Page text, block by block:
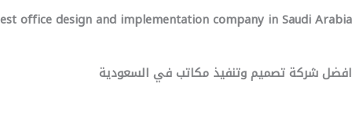
office design and implementation company in Saudi Arabia
افضل شركة تصميم وتنفيذ مكاتب في السعودية